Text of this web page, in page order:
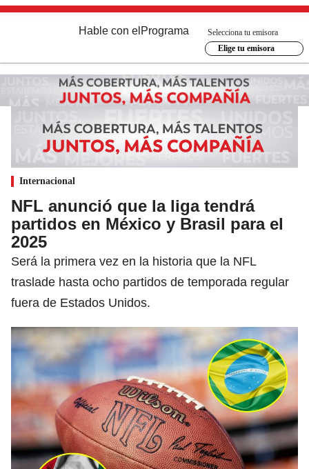
Hable con el Programa
Selecciona tu emisora
Elige tu emisora
Internacional
NFL anunció que la liga tendrá
partidos en México y Brasil para el
2025
Será la primera vez en la historia que la NFL
traslade hasta ocho partidos de temporada regular
fuera de Estados Unidos.